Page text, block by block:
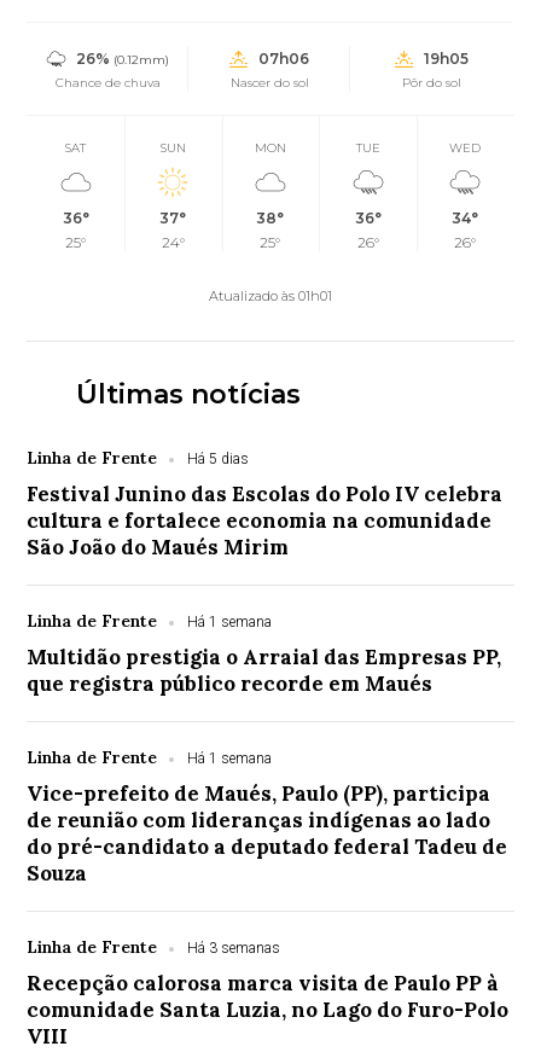
26% (0.12mm)
Chance de chuva
07h06
Nascer do sol
19h05
Pôr do sol
SAT
36°
25°
SUN
37°
24°
MON
38°
25°
TUE
36°
26°
WED
34°
26°
Atualizado às 01h01
Últimas notícias
Linha de Frente Há 5 dias
Festival Junino das Escolas do Polo IV celebra
cultura e fortalece economia na comunidade
São João do Maués Mirim
Linha de Frente Há 1 semana
Multidão prestigia o Arraial das Empresas PP,
que registra público recorde em Maués
Linha de Frente Há 1 semana
Vice-prefeito de Maués, Paulo (PP), participa
de reunião com lideranças indígenas ao lado
do pré-candidato a deputado federal Tadeu de
Souza
Linha de Frente Há 3 semanas
Recepção calorosa marca visita de Paulo PP à
comunidade Santa Luzia, no Lago do Furo-Polo
VIII